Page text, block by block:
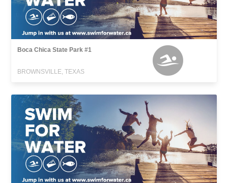
Boca Chica State Park #1
BROWNSVILLE, TEXAS